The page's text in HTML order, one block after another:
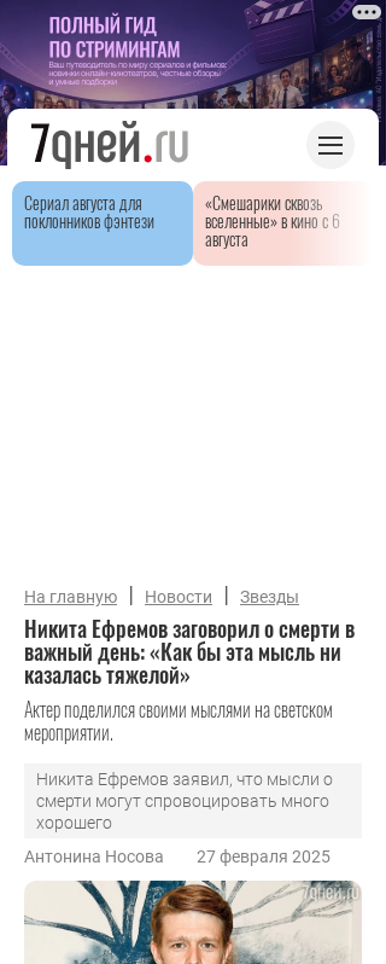
Сериал августа для
поклонников фэнтези
«Смешарики сквозь
вселенные» в кино с 6
августа
На главную | Новости | Звезды
Никита Ефремов заговорил о смерти в
важный день: «Как бы эта мысль ни
казалась тяжелой»
Актер поделился своими мыслями на светском
мероприятии.
Никита Ефремов заявил, что мысли о
смерти могут спровоцировать много
хорошего
Антонина Носова
27 февраля 2025